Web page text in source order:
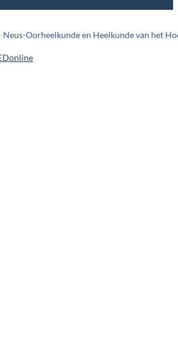
Oorheelkunde en Heelkunde van het